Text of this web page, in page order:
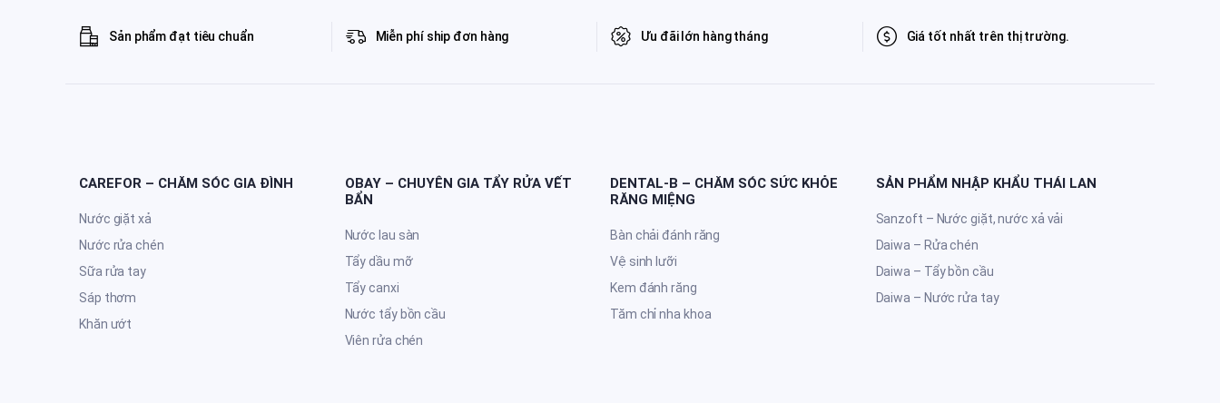
Sản phẩm đạt tiêu chuẩn Miễn phí ship đơn hàng Ưu đãi lớn hàng tháng Giá tốt nhất trên thị trường.
CAREFOR – CHĂM SÓC GIA ĐÌNH
Nước giặt xả
Nước rửa chén
Sữa rửa tay
Sáp thơm
Khăn ướt
OBAY – CHUYÊN GIA TẨY RỬA VẾT
BẨN
Nước lau sàn
Tẩy dầu mỡ
Tẩy canxi
Nước tẩy bồn cầu
Viên rửa chén
DENTAL-B – CHĂM SÓC SỨC KHỎE
RĂNG MIỆNG
Bàn chải đánh răng
Vệ sinh lưỡi
Kem đánh răng
Tăm chỉ nha khoa
SẢN PHẨM NHẬP KHẨU THÁI LAN
Sanzoft – Nước giặt, nước xả vải
Daiwa – Rửa chén
Daiwa – Tẩy bồn cầu
Daiwa – Nước rửa tay